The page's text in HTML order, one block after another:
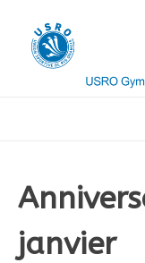
contenu
janvier